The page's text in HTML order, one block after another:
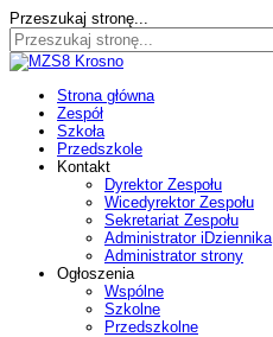
Przeszukaj stronę...
Strona główna
Zespół
Szkoła
Przedszkole
Kontakt
Dyrektor Zespołu
Wicedyrektor Zespołu
Sekretariat Zespołu
Administrator iDziennika
Administrator strony
Ogłoszenia
Wspólne
Szkolne
Przedszkolne